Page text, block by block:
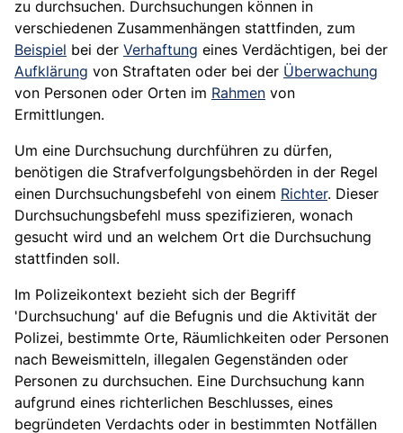
zu durchsuchen. Durchsuchungen können in
verschiedenen Zusammenhängen stattfinden, zum
Beispiel bei der Verhaftung eines Verdächtigen, bei der
Aufklärung von Straftaten oder bei der Überwachung
von Personen oder Orten im Rahmen von
Ermittlungen.
Um eine Durchsuchung durchführen zu dürfen,
benötigen die Strafverfolgungsbehörden in der Regel
einen Durchsuchungsbefehl von einem Richter. Dieser
Durchsuchungsbefehl muss spezifizieren, wonach
gesucht wird und an welchem Ort die Durchsuchung
stattfinden soll.
Im Polizeikontext bezieht sich der Begriff
'Durchsuchung' auf die Befugnis und die Aktivität der
Polizei, bestimmte Orte, Räumlichkeiten oder Personen
nach Beweismitteln, illegalen Gegenständen oder
Personen zu durchsuchen. Eine Durchsuchung kann
aufgrund eines richterlichen Beschlusses, eines
begründeten Verdachts oder in bestimmten Notfällen